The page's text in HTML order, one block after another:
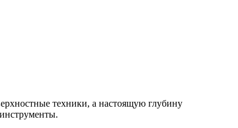
техники, а настоящую глубину